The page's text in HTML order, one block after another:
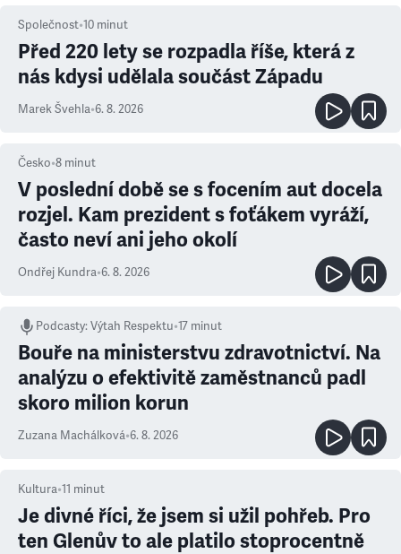
Společnost•10 minut
Před 220 lety se rozpadla říše, která z
nás kdysi udělala součást Západu
Marek Švehla•6. 8. 2026
Česko•8 minut
V poslední době se s focením aut docela
rozjel. Kam prezident s foťákem vyráží,
často neví ani jeho okolí
Ondřej Kundra•6. 8. 2026
Podcasty:Výtah Respektu•17 minut
Bouře na ministerstvu zdravotnictví. Na
analýzu o efektivitě zaměstnanců padl
skoro milion korun
Zuzana Machálková•6. 8. 2026
Kultura•11 minut
Je divné říci, že jsem si užil pohřeb. Pro
ten Glenův to ale platilo stoprocentně